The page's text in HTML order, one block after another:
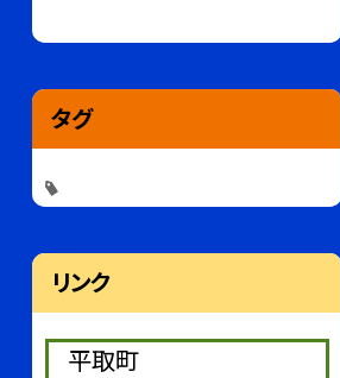
タグ
リンク
平取町